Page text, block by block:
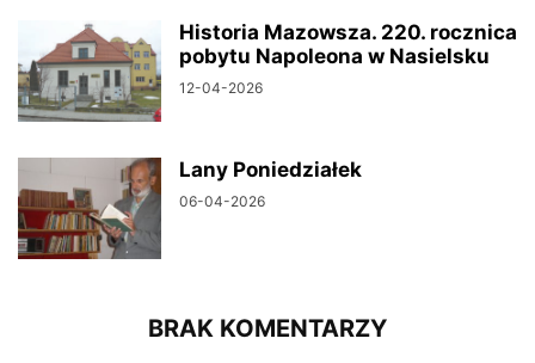
Historia Mazowsza. 220. rocznica
pobytu Napoleona w Nasielsku
12-04-2026
Lany Poniedziałek
06-04-2026
BRAK KOMENTARZY